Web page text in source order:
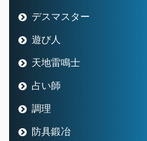
デスマスター
遊び人
天地雷鳴士
占い師
調理
防具鍛冶